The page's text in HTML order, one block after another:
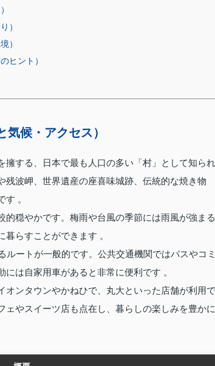
）
）
ヒント）
候・アクセス）
する、日本で最も人口の多い「村」として知られ
波岬、世界遺産の座喜味城跡、伝統的な焼き物
。
穏やかです。梅雨や台風の季節には雨風が強まる
らすことができます 。
ートが一般的です。公共交通機関ではバスやコミ
は自家用車があると非常に便利です 。
ンタウンやかねひで、丸大といった店舗が利用で
やスイーツ店も点在し、暮らしの楽しみを豊かに